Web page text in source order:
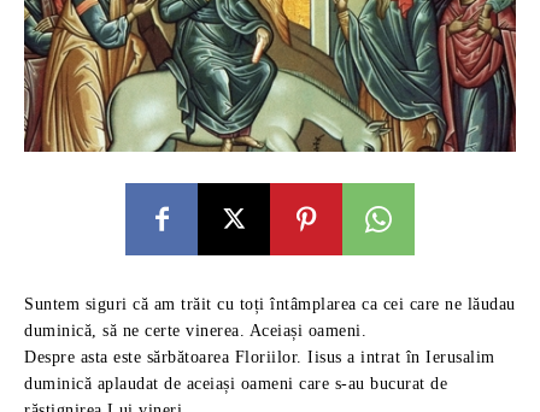
Suntem siguri că am trăit cu toți întâmplarea ca cei care ne lăudau
duminică, să ne certe vinerea. Aceiași oameni.
Despre asta este sărbătoarea Floriilor. Iisus a intrat în Ierusalim
duminică aplaudat de aceiași oameni care s-au bucurat de